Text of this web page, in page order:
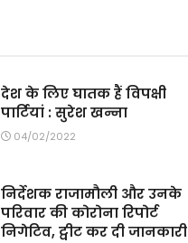
देश के लिए घातक हैं विपक्षी
पार्टियां : सुरेश खन्ना
04/02/2022
निर्देशक राजामौली और उनके
परिवार की कोरोना रिपोर्ट
निगेटिव, ट्वीट कर दी जानकारी